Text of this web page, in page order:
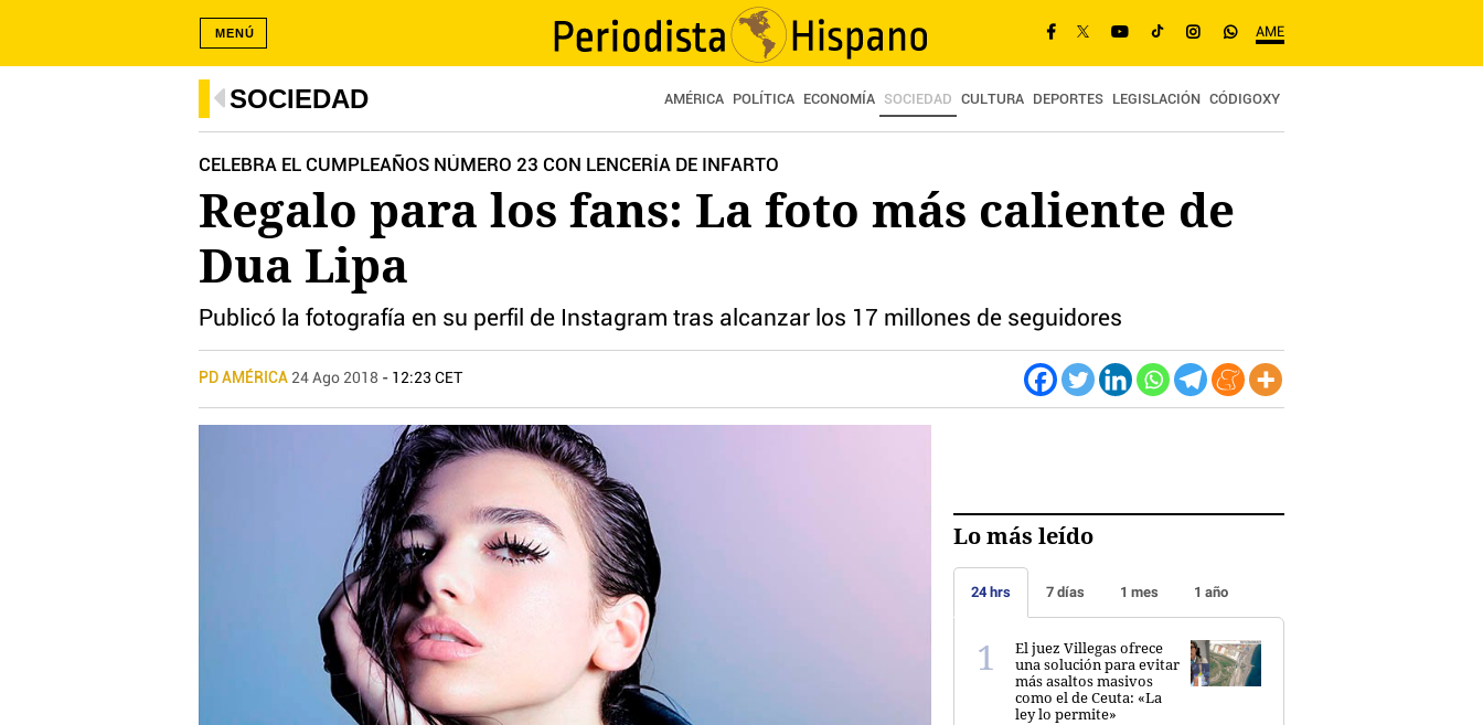
AME
MENÚ
SOCIEDAD AMÉRICA POLÍTICA ECONOMÍA SOCIEDAD CULTURA DEPORTES LEGISLACIÓN CÓDIGOXY
CELEBRA EL CUMPLEAÑOS NÚMERO 23 CON LENCERÍA DE INFARTO
Regalo para los fans: La foto más caliente de
Dua Lipa
Publicó la fotografía en su perfil de Instagram tras alcanzar los 17 millones de seguidores
PD AMÉRICA 24 Ago 2018 - 12:23 CET
Lo más leído
24 hrs 7 días 1 mes 1 año
El juez Villegas ofrece
una solución para evitar
más asaltos masivos
como el de Ceuta: «La
ley lo permite»